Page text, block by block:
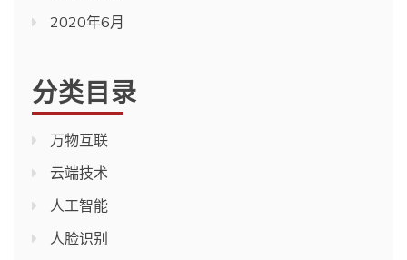
2020年6月
分类目录
万物互联
云端技术
人工智能
人脸识别